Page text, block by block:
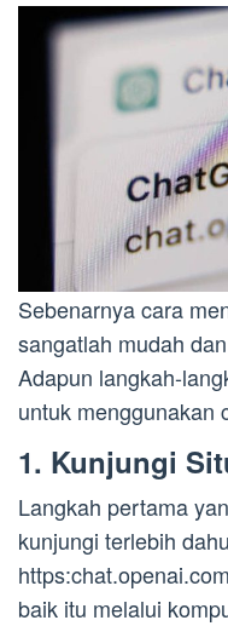
Sebenarnya cara
sangatlah mudah
Adapun langkah-
untuk menggunakan
1. Kunjungi
Langkah pertama
kunjungi terlebih
baik itu melalui